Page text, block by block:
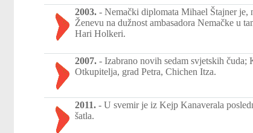
2003. - Nemački diplomata Mihael Štajner
Ženevu na dužnost ambasadora Nemačke u
Hari Holkeri.
2007. - Izabrano novih sedam svjetskih
Otkupitelja, grad Petra, Chichen Itza.
2011. - U svemir je iz Kejp Kanaverala
šatla.